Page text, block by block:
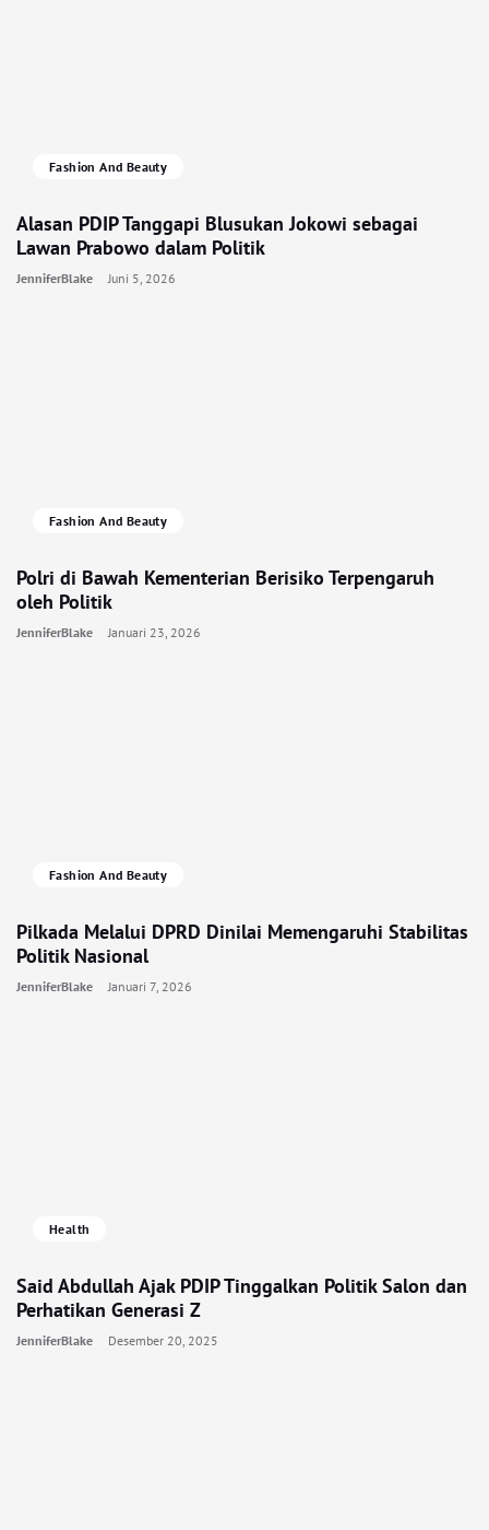
Fashion And Beauty
Alasan PDIP Tanggapi Blusukan Jokowi sebagai
Lawan Prabowo dalam Politik
JenniferBlake Juni 5, 2026
Fashion And Beauty
Polri di Bawah Kementerian Berisiko Terpengaruh
oleh Politik
JenniferBlake Januari 23, 2026
Fashion And Beauty
Pilkada Melalui DPRD Dinilai Memengaruhi Stabilitas
Politik Nasional
JenniferBlake Januari 7, 2026
Health
Said Abdullah Ajak PDIP Tinggalkan Politik Salon dan
Perhatikan Generasi Z
JenniferBlake Desember 20, 2025